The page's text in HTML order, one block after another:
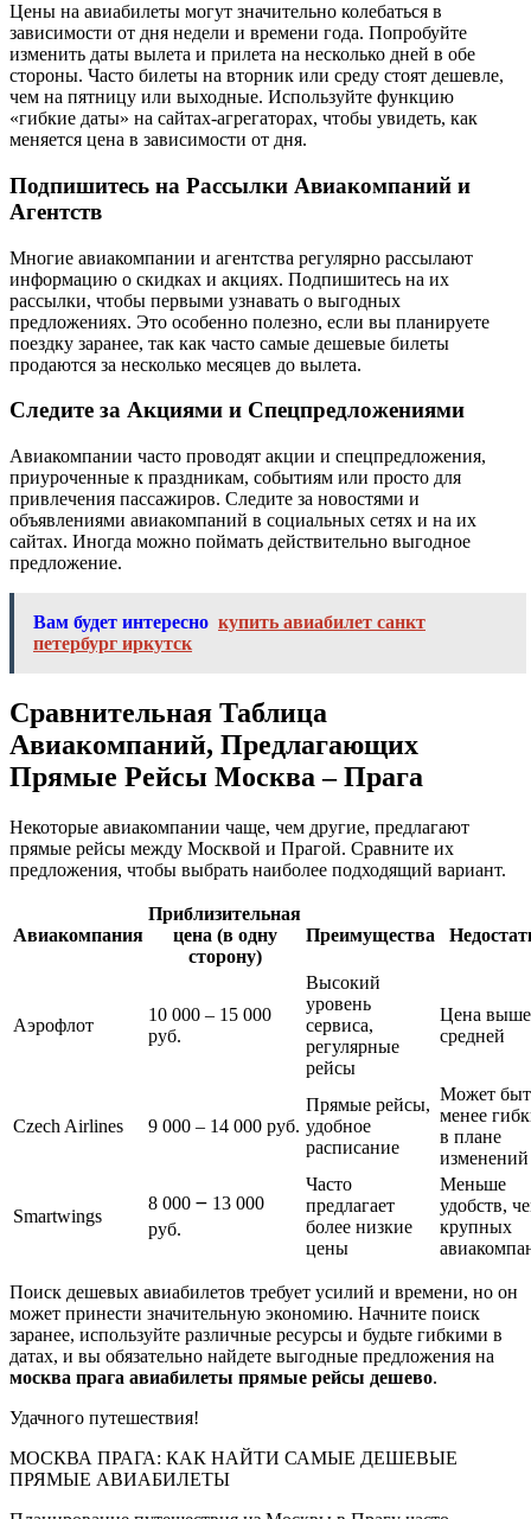
Цены на авиабилеты могут значительно колебаться в
зависимости от дня недели и времени года. Попробуйте
изменить даты вылета и прилета на несколько дней в обе
стороны. Часто билеты на вторник или среду стоят дешевле,
чем на пятницу или выходные. Используйте функцию
«гибкие даты» на сайтах-агрегаторах, чтобы увидеть, как
меняется цена в зависимости от дня.
Подпишитесь на Рассылки Авиакомпаний и
Агентств
Многие авиакомпании и агентства регулярно рассылают
информацию о скидках и акциях. Подпишитесь на их
рассылки, чтобы первыми узнавать о выгодных
предложениях. Это особенно полезно, если вы планируете
поездку заранее, так как часто самые дешевые билеты
продаются за несколько месяцев до вылета.
Следите за Акциями и Спецпредложениями
Авиакомпании часто проводят акции и спецпредложения,
приуроченные к праздникам, событиям или просто для
привлечения пассажиров. Следите за новостями и
объявлениями авиакомпаний в социальных сетях и на их
сайтах. Иногда можно поймать действительно выгодное
предложение.
Вам будет интересно купить авиабилет санкт
петербург иркутск
Сравнительная Таблица
Авиакомпаний, Предлагающих
Прямые Рейсы Москва ‒ Прага
Некоторые авиакомпании чаще, чем другие, предлагают
прямые рейсы между Москвой и Прагой. Сравните их
предложения, чтобы выбрать наиболее подходящий вариант.
Авиакомпания
Приблизительная
цена (в одну
сторону)
Преимущества
Аэрофлот
10 000 ‒ 15 000
руб.
Высокий
уровень
сервиса,
регулярные
рейсы
Цена выше
средней
Czech Airlines 9 000 ‒ 14 000 руб.
Прямые рейсы,
удобное
расписание
Может
менее
в плане
изменений
Smartwings
8 000 ౼ 13 000
руб.
Часто
предлагает
более низкие
цены
Меньше
удобств,
крупных
Поиск дешевых авиабилетов требует усилий и времени, но он
может принести значительную экономию. Начните поиск
заранее, используйте различные ресурсы и будьте гибкими в
датах, и вы обязательно найдете выгодные предложения на
москва прага авиабилеты прямые рейсы дешево.
Удачного путешествия!
МОСКВА ПРАГА: КАК НАЙТИ САМЫЕ ДЕШЕВЫЕ
ПРЯМЫЕ АВИАБИЛЕТЫ